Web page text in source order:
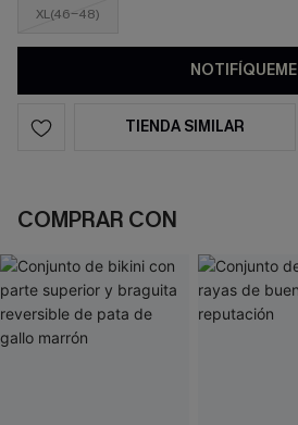
XL(46-48)
NOTIFÍQUEME
TIENDA SIMILAR
COMPRAR CON